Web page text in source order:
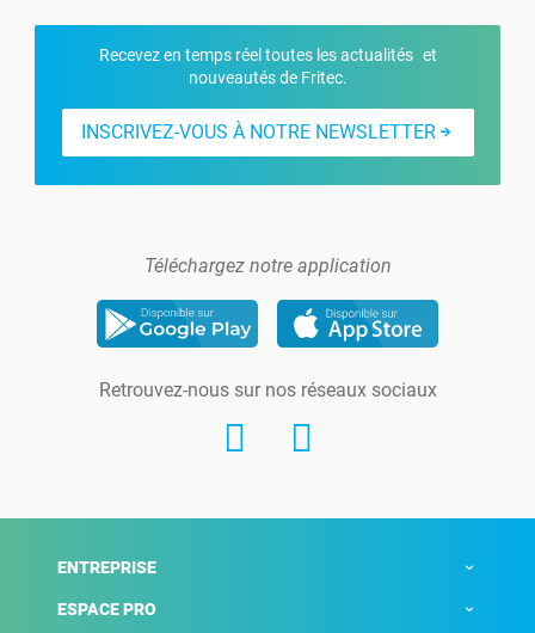
Recevez en temps réel toutes les actualités et
nouveautés de Fritec.
INSCRIVEZ-VOUS À NOTRE NEWSLETTER
Téléchargez notre application
Retrouvez-nous sur nos réseaux sociaux
ENTREPRISE
ESPACE PRO